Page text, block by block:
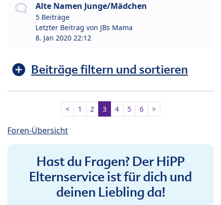
Alte Namen Junge/Mädchen
5 Beiträge
Letzter Beitrag von JBs Mama
8. Jan 2020 22:12
Beiträge filtern und sortieren
< 1 2 3 4 5 6 >
Foren-Übersicht
Hast du Fragen? Der HiPP
Elternservice ist für dich und
deinen Liebling da!